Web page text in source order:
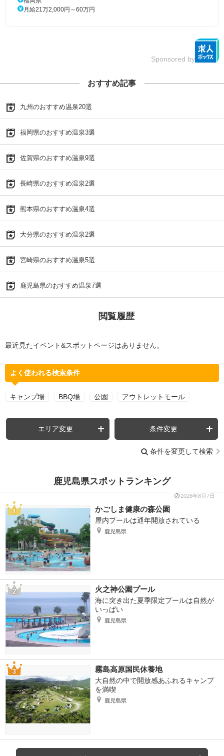
月給21万2,000円～60万円
Sponsored by
おすすめ記事
九州のおすすめ温泉20選
福岡県のおすすめ温泉3選
佐賀県のおすすめ温泉9選
長崎県のおすすめ温泉2選
熊本県のおすすめ温泉4選
大分県のおすすめ温泉2選
宮崎県のおすすめ温泉5選
鹿児島県のおすすめ温泉7選
閲覧履歴
最近見たイベント&スポットページはありません。
よく使われる検索条件
キャンプ場 BBQ場 公園 アウトレットモール
エリア変更 条件変更
条件を変更して検索
鹿児島県スポットランキング
2026年8月7日
かごしま健康の森公園
屋内プールは通年開放されている
鹿児島県
火之神公園プール
海に突き出た夏季限定プールは自然が
いっぱい
鹿児島県
霧島高原国民休養地
大自然の中で開放感あふれるキャンプ
を満喫
鹿児島県